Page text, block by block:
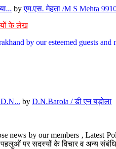
byएम.एस. मेहता /M S Mehta
के लेख
by our esteemed guests
by D.N.Barola / डी एन बड़ोला
news by our members , Latest
पहलुओं पर सदस्यों के विचार व अन्य